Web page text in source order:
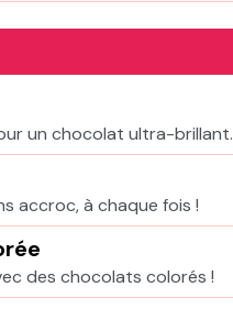
un chocolat ultra-brillant.
accroc, à chaque fois !
des chocolats colorés !